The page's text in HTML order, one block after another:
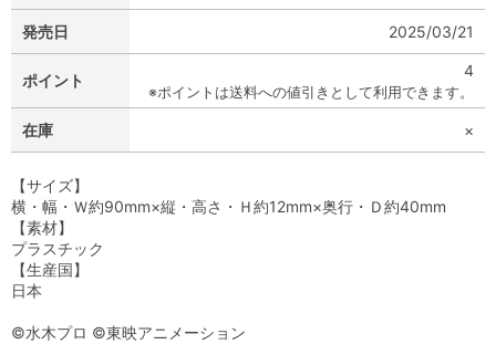
発売日 2025/03/21
ポイント
4
※ポイントは送料への値引きとして利用できます。
在庫 ×
【サイズ】
横・幅・Ｗ約90mm×縦・高さ・Ｈ約12mm×奥行・Ｄ約40mm
【素材】
プラスチック
【生産国】
日本
©水木プロ ©東映アニメーション